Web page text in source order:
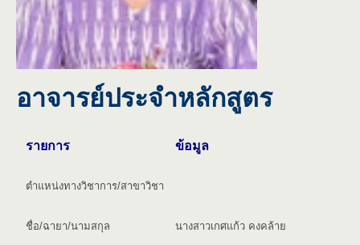
อาจารย์ประจำหลักสูตร
รายการ ข้อมูล
ตำแหน่งทางวิชาการ/สาขาวิชา
ชื่อ/ฉายา/นามสกุล นางสาวเกศแก้ว คงคล้าย